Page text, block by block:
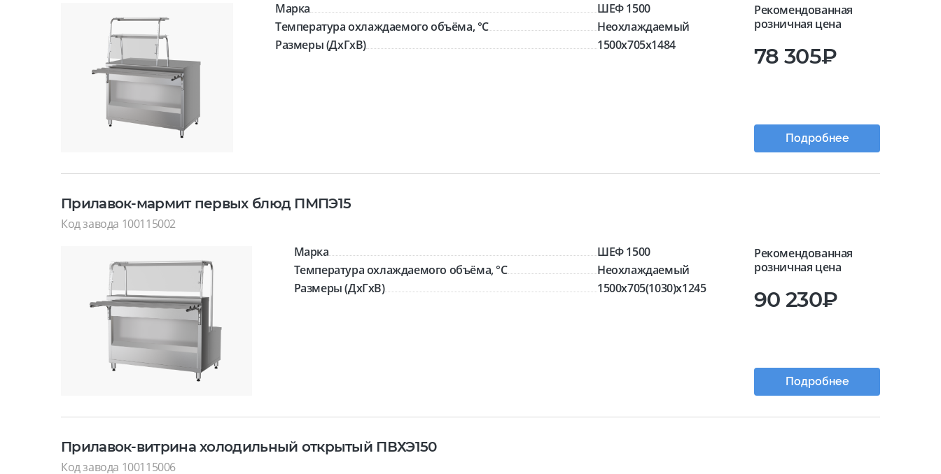
Марка
ШЕФ 1500
Температура охлаждаемого объёма, °C
Неохлаждаемый
Размеры (ДхГхВ)
1500x705x1484
Рекомендованная
розничная цена
78 305₽
Подробнее
Прилавок-мармит первых блюд ПМПЭ15
Код завода 100115002
Марка
ШЕФ 1500
Температура охлаждаемого объёма, °C
Неохлаждаемый
Размеры (ДхГхВ)
1500x705(1030)x1245
Рекомендованная
розничная цена
90 230₽
Подробнее
Прилавок-витрина холодильный открытый ПВХЭ150
Код завода 100115006